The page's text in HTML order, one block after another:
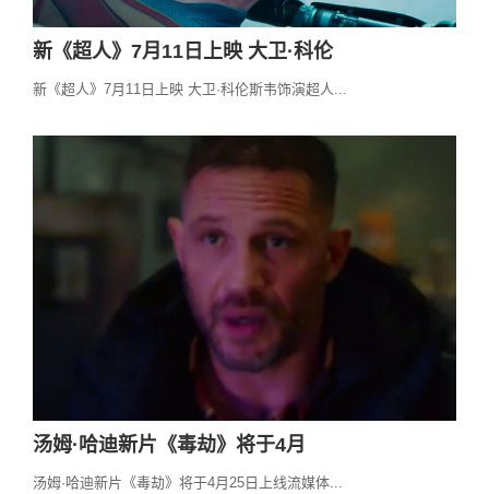
新《超人》7月11日上映 大卫·科伦
新《超人》7月11日上映 大卫·科伦斯韦饰演超人...
汤姆·哈迪新片《毒劫》将于4月
汤姆·哈迪新片《毒劫》将于4月25日上线流媒体...